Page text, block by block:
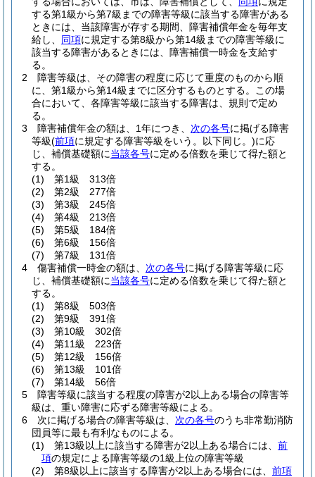
する第1級から第7級までの障害等級に該当する障害がある
ときには、当該障害が存する期間、障害補償年金を毎年支
給し、 同項に規定する第8級から第14級までの障害等級に
該当する障害があるときには、障害補償一時金を支給す
る。
2
障害等級は、その障害の程度に応じて重度のものから順
に、第1級から第14級までに区分するものとする。
この場
合において、各障害等級に該当する障害は、規則で定め
る。
3
障害補償年金の額は、1年につき、 次の各号に掲げる障害
等級(前項に規定する障害等級をいう。以下同じ。)に応
じ、補償基礎額に当該各号に定める倍数を乗じて得た額と
する。
(1)
第1級 313倍
(2)
第2級 277倍
(3)
第3級 245倍
(4)
第4級 213倍
(5)
第5級 184倍
(6)
第6級 156倍
(7)
第7級 131倍
4
傷害補償一時金の額は、 次の各号に掲げる障害等級に応
じ、補償基礎額に当該各号に定める倍数を乗じて得た額と
する。
(1)
第8級 503倍
(2)
第9級 391倍
(3)
第10級 302倍
(4)
第11級 223倍
(5)
第12級 156倍
(6)
第13級 101倍
(7)
第14級 56倍
5
障害等級に該当する程度の障害が2以上ある場合の障害等
級は、重い障害に応ずる障害等級による。
6
次に掲げる場合の障害等級は、 次の各号のうち非常勤消防
団員等に最も有利なものによる。
(1)
第13級以上に該当する障害が2以上ある場合には、 前
項の規定による障害等級の1級上位の障害等級
(2)
第8級以上に該当する障害が2以上ある場合には、 前項